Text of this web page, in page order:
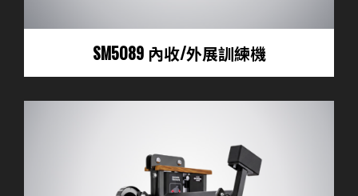
SM5089 內收/外展訓練機